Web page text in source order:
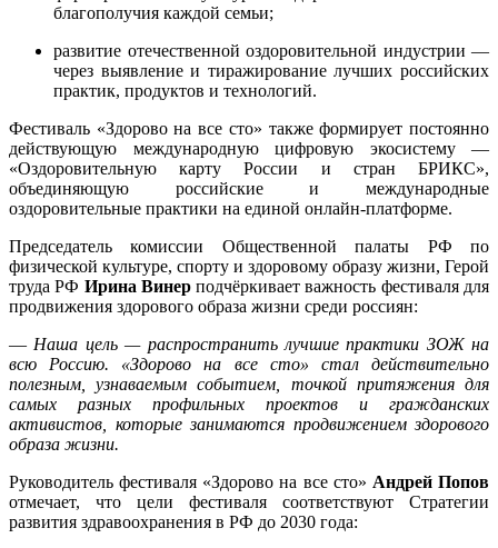
благополучия каждой семьи;
развитие отечественной оздоровительной индустрии —
через выявление и тиражирование лучших российских
практик, продуктов и технологий.
Фестиваль «Здорово на все сто» также формирует постоянно
действующую международную цифровую экосистему —
«Оздоровительную карту России и стран БРИКС»,
объединяющую российские и международные
оздоровительные практики на единой онлайн-платформе.
Председатель комиссии Общественной палаты РФ по
физической культуре, спорту и здоровому образу жизни, Герой
труда РФ Ирина Винерподчёркивает важность фестиваля для
продвижения здорового образа жизни среди россиян:
— Наша цель — распространить лучшие практики ЗОЖ на
всю Россию. «Здорово на все сто» стал действительно
полезным, узнаваемым событием, точкой притяжения для
самых разных профильных проектов и гражданских
активистов, которые занимаются продвижением здорового
образа жизни.
Руководитель фестиваля «Здорово на все сто» Андрей Попов
отмечает,
что цели фестиваля соответствуют Стратегии
развития здравоохранения в РФ до 2030 года: